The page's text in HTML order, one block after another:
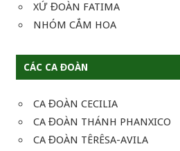
XỨ ĐOÀN FATIMA
NHÓM CẮM HOA
CÁC CA ĐOÀN
CA ĐOÀN CECILIA
CA ĐOÀN THÁNH PHANXICO
CA ĐOÀN TÊRÊSA-AVILA